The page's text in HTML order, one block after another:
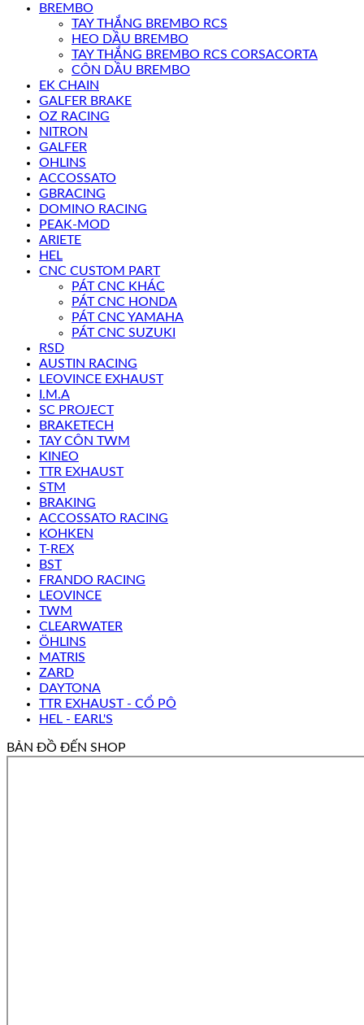
BREMBO
TAY THẮNG BREMBO RCS
HEO DẦU BREMBO
TAY THẮNG BREMBO RCS CORSACORTA
CÔN DẦU BREMBO
EK CHAIN
GALFER BRAKE
OZ RACING
NITRON
GALFER
OHLINS
ACCOSSATO
GBRACING
DOMINO RACING
PEAK-MOD
ARIETE
HEL
CNC CUSTOM PART
PÁT CNC KHÁC
PÁT CNC HONDA
PÁT CNC YAMAHA
PÁT CNC SUZUKI
RSD
AUSTIN RACING
LEOVINCE EXHAUST
I.M.A
SC PROJECT
BRAKETECH
TAY CÔN TWM
KINEO
TTR EXHAUST
STM
BRAKING
ACCOSSATO RACING
KOHKEN
T-REX
BST
FRANDO RACING
LEOVINCE
TWM
CLEARWATER
ÖHLINS
MATRIS
ZARD
DAYTONA
TTR EXHAUST - CỔ PÔ
HEL - EARL'S
BẢN ĐỒ ĐẾN SHOP